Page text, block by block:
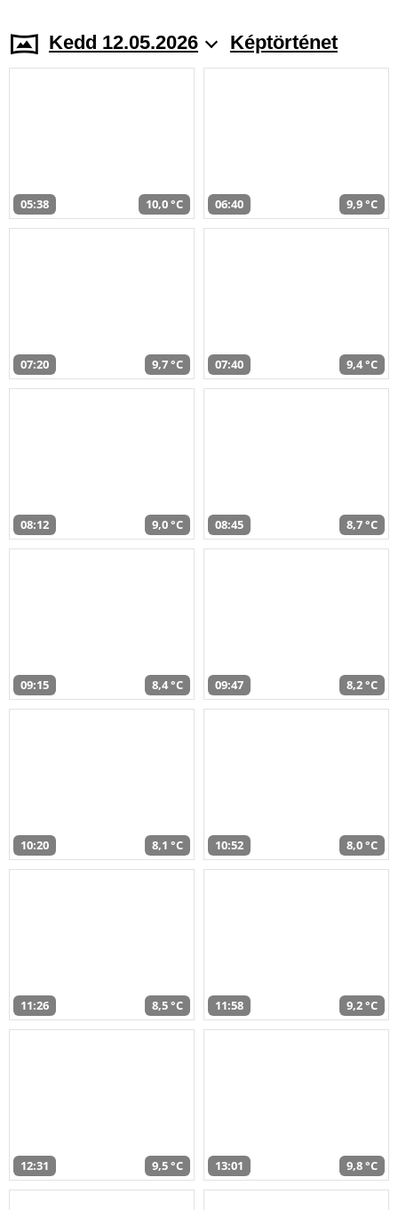
Kedd 12.05.2026 Képtörténet
05:38 10,0 °C 06:40 9,9 °C
07:20 9,7 °C 07:40 9,4 °C
08:12 9,0 °C 08:45 8,7 °C
09:15 8,4 °C 09:47 8,2 °C
10:20 8,1 °C 10:52 8,0 °C
11:26 8,5 °C 11:58 9,2 °C
12:31 9,5 °C 13:01 9,8 °C